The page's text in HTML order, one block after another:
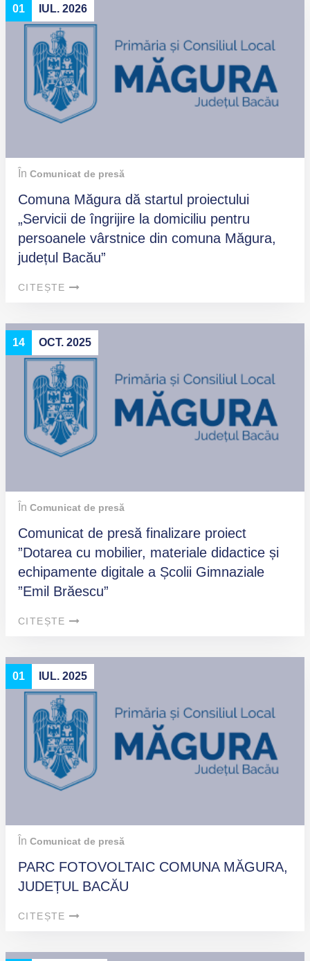
01 IUL. 2026
În Comunicat de presă
Comuna Măgura dă startul proiectului
„Servicii de îngrijire la domiciliu pentru
persoanele vârstnice din comuna Măgura,
județul Bacău”
CITEȘTE
14 OCT. 2025
În Comunicat de presă
Comunicat de presă finalizare proiect
”Dotarea cu mobilier, materiale didactice și
echipamente digitale a Școlii Gimnaziale
”Emil Brăescu”
CITEȘTE
01 IUL. 2025
În Comunicat de presă
PARC FOTOVOLTAIC COMUNA MĂGURA,
JUDEȚUL BACĂU
CITEȘTE